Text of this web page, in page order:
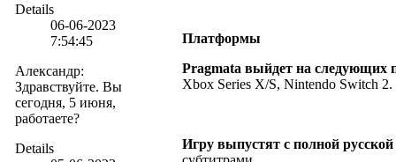
Details
06-06-2023
7:54:45
Александр:
Здравствуйте. Вы
сегодня, 5 июня,
работаете?
Details
Платформы
Pragmata выйдет на следующих
Xbox Series X/S, Nintendo Switch 2.
Игру выпустят с полной